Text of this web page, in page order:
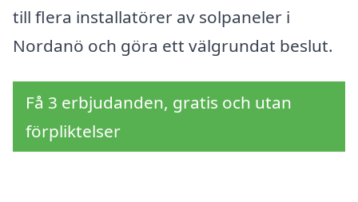
till flera installatörer av solpaneler i
Nordanö och göra ett välgrundat beslut.
Få 3 erbjudanden, gratis och utan
förpliktelser